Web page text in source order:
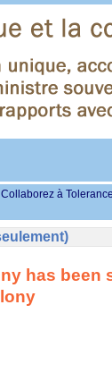
Collaborez à
has been